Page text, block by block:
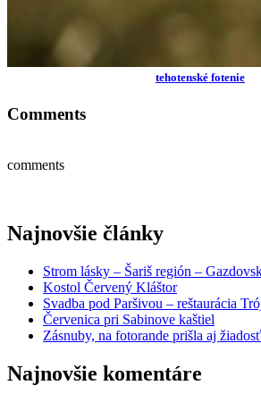
tehotenské fotenie
Comments
comments
Najnovšie články
Strom lásky – Šariš región –
Kostol Červený Kláštor
Svadba pod Paršivou – reštaurácia
Červenica pri Sabinove kaštiel
Zásnuby, na fotorande prišla aj
Najnovšie komentáre